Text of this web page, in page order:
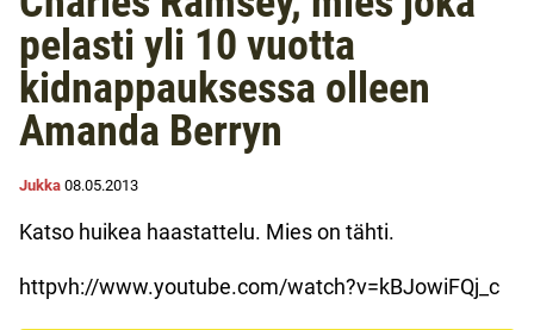
pelasti yli 10 vuotta
kidnappauksessa olleen
Amanda Berryn
Jukka 08.05.2013
Katso huikea haastattelu. Mies on tähti.
httpvh://www.youtube.com/watch?v=kBJowiFQj_c